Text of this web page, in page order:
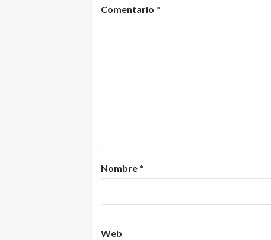
Comentario *
Nombre *
Web